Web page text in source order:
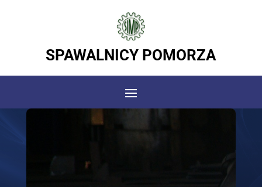
SPAWALNICY POMORZA